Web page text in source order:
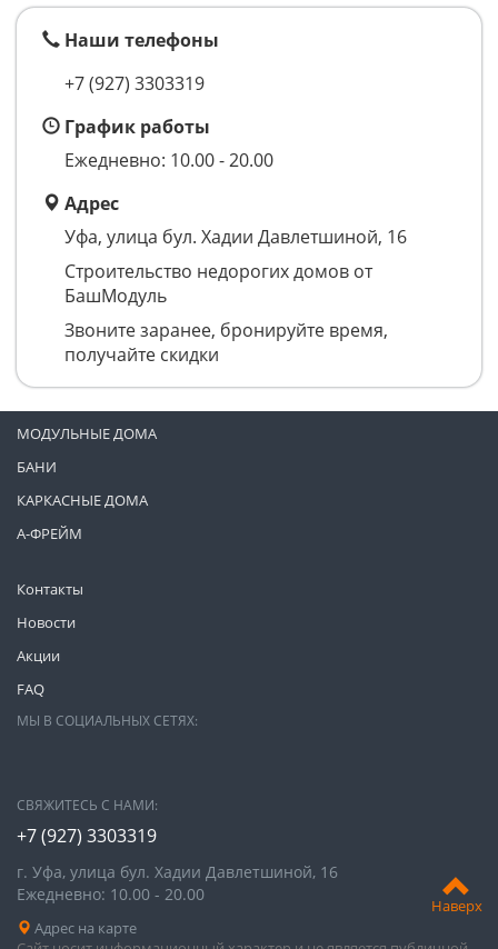
Наверх
Наши телефоны
+7 (927) 3303319
График работы
Ежедневно: 10.00 - 20.00
Адрес
Уфа, улица бул. Хадии Давлетшиной, 16
Строительство недорогих домов от
БашМодуль
Звоните заранее, бронируйте время,
получайте скидки
Контакты
Новости
Акции
FAQ
МОДУЛЬНЫЕ ДОМА
БАНИ
КАРКАСНЫЕ ДОМА
А-ФРЕЙМ
МЫ В СОЦИАЛЬНЫХ СЕТЯХ:
СВЯЖИТЕСЬ С НАМИ:
+7 (927) 3303319
г. Уфа, улица бул. Хадии Давлетшиной, 16
Ежедневно: 10.00 - 20.00
Адрес на карте